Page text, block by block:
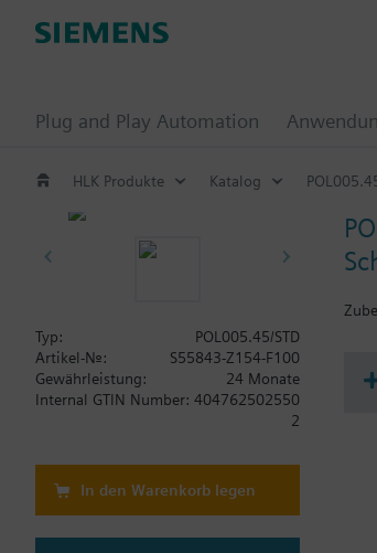
Plug and Play Automation
HLK Produkte Katalog
Typ:
POL005.45/STD
Artikel-Nr.:
S55843-Z154-F100
Gewährleistung:
24 Monate
Internal GTIN Number: 404762502550
2
In den Warenkorb legen